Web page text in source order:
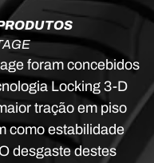
foram concebidos
Locking 3-D
tração em piso
como estabilidade
desgaste destes